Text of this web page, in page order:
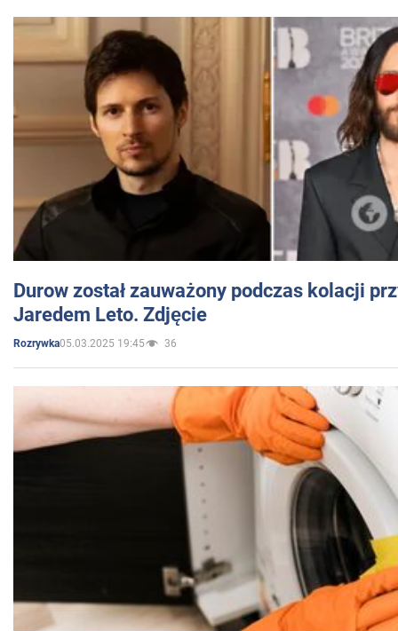
Durow został zauważony podczas kolacji
Jaredem Leto. Zdjęcie
Rozrywka05.03.2025 19:45 36